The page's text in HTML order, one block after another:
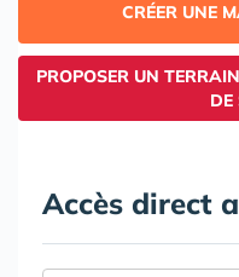
CRÉER UNE
PROPOSER UN
DE
Accès direct